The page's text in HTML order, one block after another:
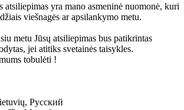
atsiliepimas yra mano asmeninė nuomonė, kuri
viešnagės ar apsilankymo metu.
metu Jūsų atsiliepimas bus patikrintas
jei atitiks svetainės taisykles.
tobulėti !
Русский